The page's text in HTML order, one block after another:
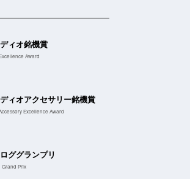
ィオ銘機賞
Award
ィオアクセサリー銘機賞
Excellence Award
ググランプリ
Grand Prix